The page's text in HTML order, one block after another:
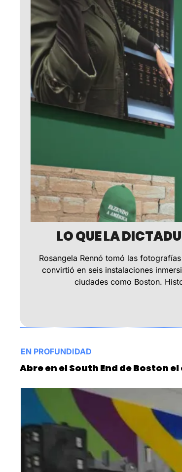
LO QUE LA
Rosangela Rennó tomó las
convirtió en seis instalaciones
ciudades como Boston.
EN PROFUNDIDAD
Abre en el South End de Boston